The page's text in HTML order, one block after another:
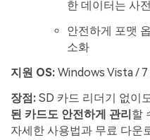
한 데이터는 사
안전하게 포맷
소화
지원 OS: Windows Vista / 7
장점: SD 카드 리더기 없이
된 카드도 안전하게 관리할
자세한 사용법과 무료 다운